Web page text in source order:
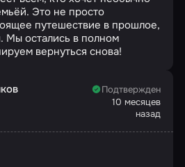
Это не просто
путешествие в прошлое,
Мы остались в полном
вернуться снова!
Подтвержден
10 месяцев
назад